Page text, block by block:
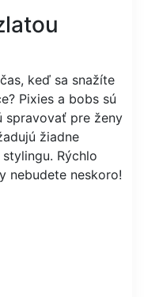
keď sa snažíte
Pixies a bobs sú
spravovať pre ženy
žiadne
Rýchlo
nebudete neskoro!